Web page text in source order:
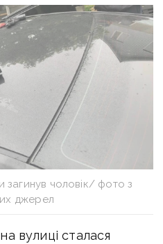
загинув чоловік/ фото з
джерел
вулиці сталася